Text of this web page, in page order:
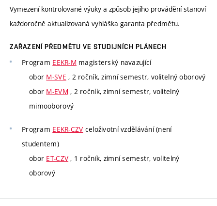
Vymezení kontrolované výuky a způsob jejího provádění stanoví
každoročně aktualizovaná vyhláška garanta předmětu.
ZAŘAZENÍ PŘEDMĚTU VE STUDIJNÍCH PLÁNECH
Program EEKR-M magisterský navazující
obor M-SVE , 2 ročník, zimní semestr, volitelný oborový
obor M-EVM , 2 ročník, zimní semestr, volitelný
mimooborový
Program EEKR-CZV celoživotní vzdělávání (není
studentem)
obor ET-CZV , 1 ročník, zimní semestr, volitelný
oborový